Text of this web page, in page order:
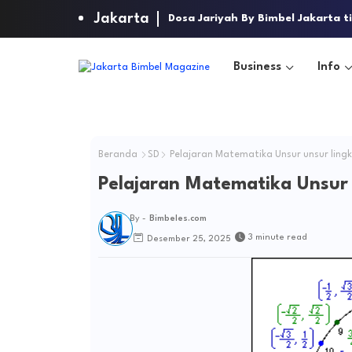
Jakarta Dosa Jariyah By Bimbel Jakarta
Lindungi Anak Anda Dari
Business Info
Beranda SD Pelajaran Matematika Unsur unsur
Pelajaran Matematika
By - Bimbeles.com
Desember 25, 2025 3 minute read